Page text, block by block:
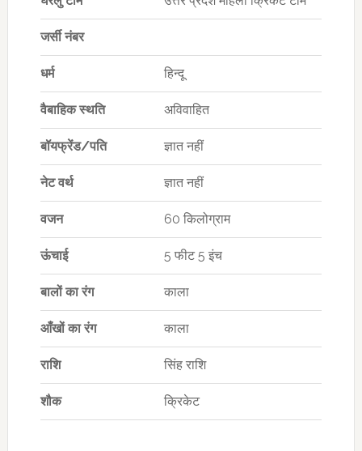
जर्सी नंबर
धर्म हिन्दू
वैबाहिक स्थति अविवाहित
बॉयफ्रेंड/पति ज्ञात नहीं
नेट वर्थ ज्ञात नहीं
वजन 60 किलोग्राम
ऊंचाई 5 फीट 5 इंच
बालों का रंग काला
आँखों का रंग काला
राशि सिंह राशि
शौक क्रिकेट